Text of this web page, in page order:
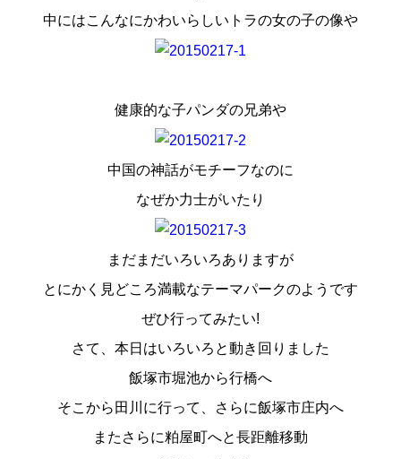
お問い合わせ
中にはこんなにかわいらしいトラの女の子の像や
健康的な子パンダの兄弟や
中国の神話がモチーフなのに
なぜか力士がいたり
まだまだいろいろありますが
とにかく見どころ満載なテーマパークのようです
ぜひ行ってみたい!
さて、本日はいろいろと動き回りました
飯塚市堀池から行橋へ
そこから田川に行って、さらに飯塚市庄内へ
またさらに粕屋町へと長距離移動